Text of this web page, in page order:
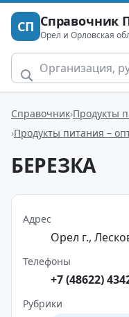
СП Справочник
Орел и Орловская
Справочник Продукты
Продукты питания –
БЕРЕЗКА
Адрес
Орел г.,
Телефоны
+7 (48622)
Рубрики